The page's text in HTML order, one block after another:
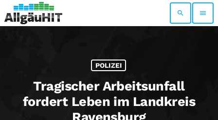
search menu
POLIZEI
Tragischer Arbeitsunfall
fordert Leben im Landkreis